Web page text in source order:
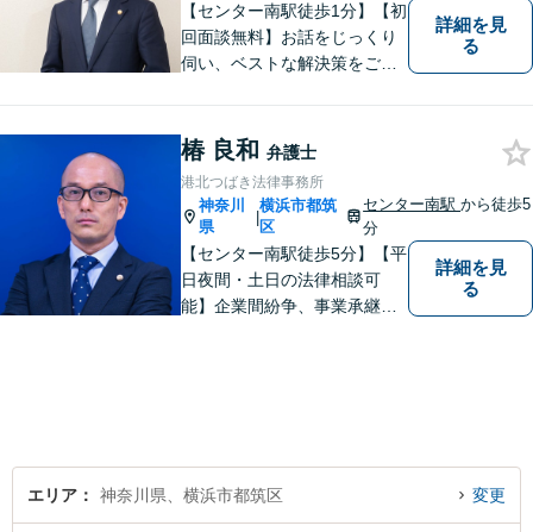
【センター南駅徒歩1分】【初
回面談無料】お話をじっくり
伺い、ベストな解決策をご一
難解な用語は極力用いずに平
易かつ具体的な説明を心がけ
ていますので、まずは一度お
気軽にご相談頂ければと思い
ます。
詳細を見
る
椿 良和 弁護士
港北つばき法律事務所
神奈川
県
|
横浜市都筑
区
センター南駅から徒歩5
分
【センター南駅徒歩5分】【平
日夜間・土日の法律相談可
能】企業間紛争、事業承継・
個人法務まで幅広い分野の対
応が可能です。
詳細を見
る
エリア 神奈川県、横浜市都筑区 変更